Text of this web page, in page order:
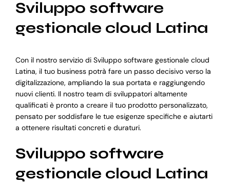
Sviluppo software
gestionale cloud Latina
Con il nostro servizio di Sviluppo software gestionale cloud
Latina, il tuo business potrà fare un passo decisivo verso la
digitalizzazione, ampliando la sua portata e raggiungendo
nuovi clienti. Il nostro team di sviluppatori altamente
qualificati è pronto a creare il tuo prodotto personalizzato,
pensato per soddisfare le tue esigenze specifiche e aiutarti
a ottenere risultati concreti e duraturi.
Sviluppo software
gestionale cloud Latina